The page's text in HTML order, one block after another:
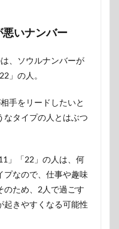
いナンバー
、ソウルナンバーが
」の人。
手をリードしたいと
なタイプの人とはぶつ
」「22」の人は、何
プなので、仕事や趣味
のため、2人で過ごす
起きやすくなる可能性